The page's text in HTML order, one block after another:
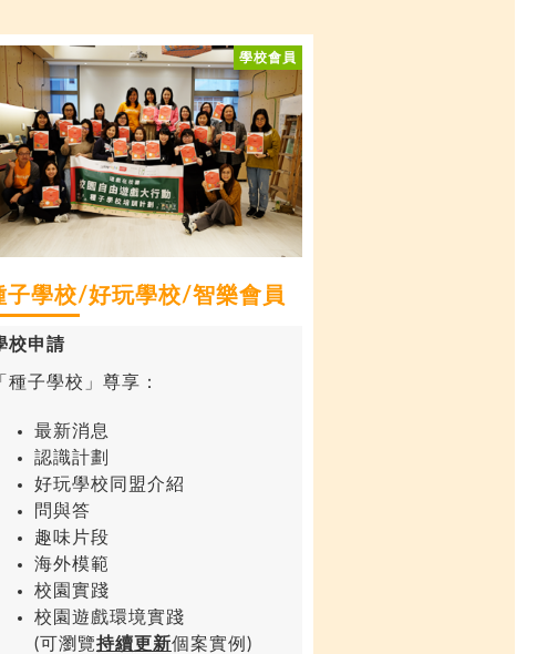
子學校/好玩學校/智樂會員
校申請
種子學校」尊享：
最新消息
認識計劃
好玩學校同盟介紹
問與答
趣味片段
海外模範
校園實踐
校園遊戲環境實踐
(可瀏覽持續更新個案實例)